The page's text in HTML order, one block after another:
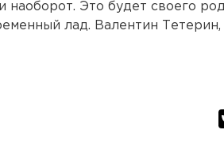
наоборот. Это будет своего
лад. Валентин